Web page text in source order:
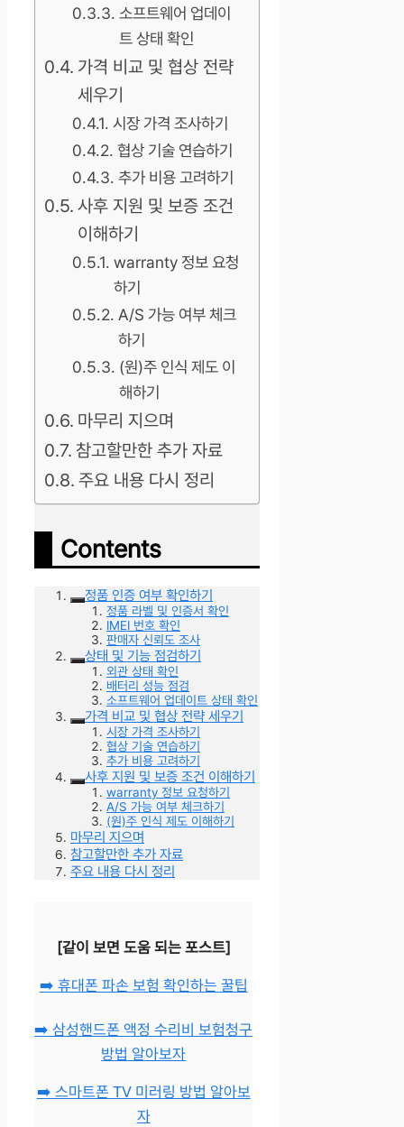
소프트웨어 업데이
트 상태 확인
가격 비교 및 협상 전략
세우기
시장 가격 조사하기
협상 기술 연습하기
추가 비용 고려하기
사후 지원 및 보증 조건
이해하기
warranty 정보 요청
하기
A/S 가능 여부 체크
하기
(원)주 인식 제도 이
해하기
마무리 지으며
참고할만한 추가 자료
주요 내용 다시 정리
Contents
정품 인증 여부 확인하기
정품 라벨 및 인증서 확인
IMEI 번호 확인
판매자 신뢰도 조사
상태 및 기능 점검하기
외관 상태 확인
배터리 성능 점검
소프트웨어 업데이트 상태 확인
가격 비교 및 협상 전략 세우기
시장 가격 조사하기
협상 기술 연습하기
추가 비용 고려하기
사후 지원 및 보증 조건 이해하기
warranty 정보 요청하기
A/S 가능 여부 체크하기
(원)주 인식 제도 이해하기
마무리 지으며
참고할만한 추가 자료
주요 내용 다시 정리
[같이 보면 도움 되는 포스트]
➡️ 휴대폰 파손 보험 확인하는 꿀팁
➡️ 삼성핸드폰 액정 수리비 보험청구
방법 알아보자
➡️ 스마트폰 TV 미러링 방법 알아보
자